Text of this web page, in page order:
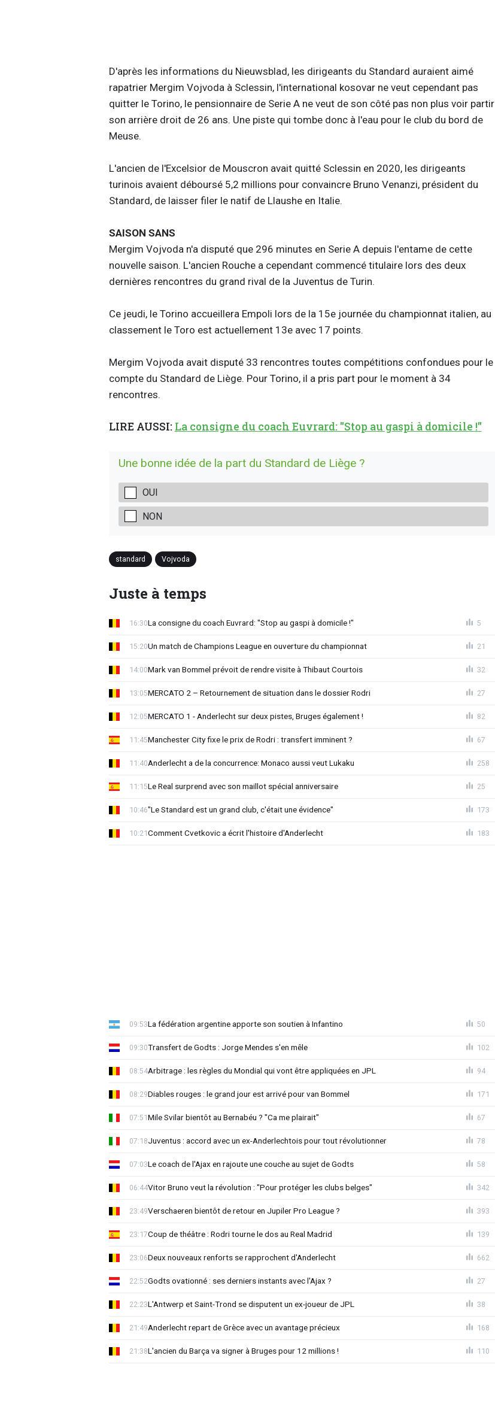
D'après les informations du Nieuwsblad, les dirigeants du Standard auraient aimé
rapatrier Mergim Vojvoda à Sclessin, l'international kosovar ne veut cependant pas
quitter le Torino, le pensionnaire de Serie A ne veut de son côté pas non plus voir partir
son arrière droit de 26 ans. Une piste qui tombe donc à l'eau pour le club du bord de
Meuse.
L'ancien de l'Excelsior de Mouscron avait quitté Sclessin en 2020, les dirigeants
turinois avaient déboursé 5,2 millions pour convaincre Bruno Venanzi, président du
Standard, de laisser filer le natif de Llaushe en Italie.
SAISON SANS
Mergim Vojvoda n'a disputé que 296 minutes en Serie A depuis l'entame de cette
nouvelle saison. L'ancien Rouche a cependant commencé titulaire lors des deux
dernières rencontres du grand rival de la Juventus de Turin.
Ce jeudi, le Torino accueillera Empoli lors de la 15e journée du championnat italien, au
classement le Toro est actuellement 13e avec 17 points.
Mergim Vojvoda avait disputé 33 rencontres toutes compétitions confondues pour le
compte du Standard de Liège. Pour Torino, il a pris part pour le moment à 34
rencontres.
LIRE AUSSI: La consigne du coach Euvrard: "Stop au gaspi à domicile !"
Une bonne idée de la part du Standard de Liège ?
OUI
NON
standard Vojvoda
Juste à temps
La consigne du coach Euvrard: "Stop au gaspi à domicile !"
16:30 5
Un match de Champions League en ouverture du championnat
15:20 21
Mark van Bommel prévoit de rendre visite à Thibaut Courtois
14:00 32
MERCATO 2 – Retournement de situation dans le dossier Rodri
13:05 27
MERCATO 1 - Anderlecht sur deux pistes, Bruges également !
12:05 82
Manchester City fixe le prix de Rodri : transfert imminent ?
11:45 67
Anderlecht a de la concurrence: Monaco aussi veut Lukaku
11:40 258
Le Real surprend avec son maillot spécial anniversaire
11:15 25
"Le Standard est un grand club, c'était une évidence"
10:46 173
Comment Cvetkovic a écrit l'histoire d'Anderlecht
10:21 183
La fédération argentine apporte son soutien à Infantino
09:53 50
Transfert de Godts : Jorge Mendes s'en mêle
09:30 102
Arbitrage : les règles du Mondial qui vont être appliquées en JPL
08:54 94
Diables rouges : le grand jour est arrivé pour van Bommel
08:29 171
Mile Svilar bientôt au Bernabéu ? "Ca me plairait"
07:51 67
Juventus : accord avec un ex-Anderlechtois pour tout révolutionner
07:18 78
Le coach de l'Ajax en rajoute une couche au sujet de Godts
07:03 58
Vitor Bruno veut la révolution : "Pour protéger les clubs belges"
06:44 342
Verschaeren bientôt de retour en Jupiler Pro League ?
23:49 393
Coup de théâtre : Rodri tourne le dos au Real Madrid
23:17 139
Deux nouveaux renforts se rapprochent d'Anderlecht
23:06 662
Godts ovationné : ses derniers instants avec l'Ajax ?
22:52 27
L'Antwerp et Saint-Trond se disputent un ex-joueur de JPL
22:23 38
Anderlecht repart de Grèce avec un avantage précieux
21:49 168
L'ancien du Barça va signer à Bruges pour 12 millions !
21:38 110